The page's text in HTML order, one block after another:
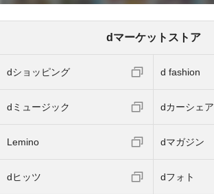
dマーケットストア
dショッピング d fashion
dミュージック dカーシェア
Lemino dマガジン
dヒッツ dフォト